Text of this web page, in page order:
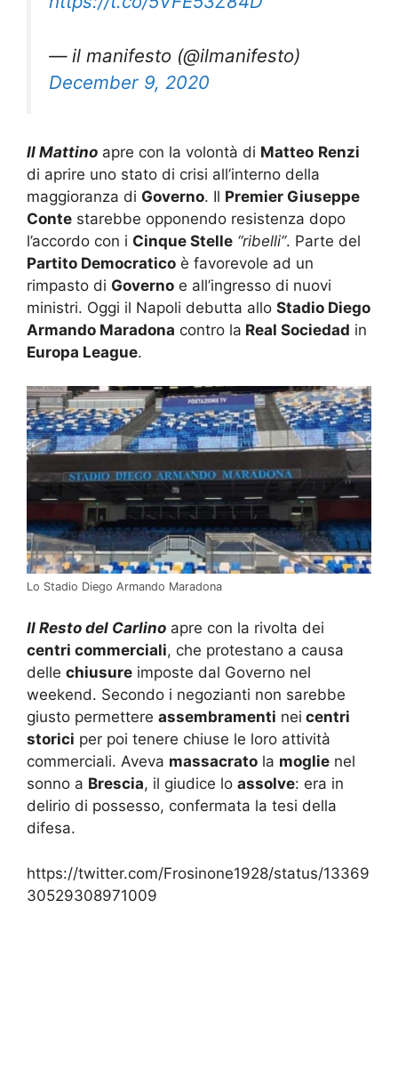
December 9, 2020
di aprire uno stato di crisi all’interno della
maggioranza diGoverno. IlPremier Giuseppe
Contestarebbe opponendo resistenza dopo
l’accordo con iCinque Stelle“ribelli”. Parte del
Partito Democraticoè favorevole ad un
rimpasto diGovernoe all’ingresso di nuovi
ministri. Oggi il Napoli debutta allo Stadio Diego
Armando Maradonacontro la Real Sociedadin
Europa League.
Lo Stadio Diego Armando Maradona
centri commerciali , che protestano a causa
dellechiusureimposte dal Governo nel
weekend. Secondo i negozianti non sarebbe
giusto permettereassembramentineicentri
storici per poi tenere chiuse le loro attività
commerciali. Avevamassacratola moglie
sonno aBrescia, il giudice loassolve: era in
delirio di possesso, confermata la tesi della
difesa.
30529308971009